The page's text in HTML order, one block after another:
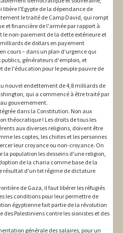
l'Egypte de la dépendance de
le traité de Camp David, qui rompt
et financière de l'armée par rapport à
non-paiement de la dette extérieure et
milliards de dollars en payement
cours – dans un plan d'urgence qui
générateurs d'emplois, et
de l'éducation pour le peuple pauvre de
nouvel endettement de 4,8 milliards de
qui a commencé à être traité par
gouvernement.
dans la Constitution. Non aux
théocratique ! Les droits de tous les
aux diverses religions, doivent être
les coptes, les chiites et les personnes
leur croyance ou non-croyance. On
la population les desseins d'une religion,
de la charia comme base de la
résultat d'un tel régime de dictature
de Gaza, il faut libérer les réfugiés
les conditions pour leur permettre de
égyptienne fait partie de la révolution
Palestiniens contre les sionistes et des
générale des salaires, pour un